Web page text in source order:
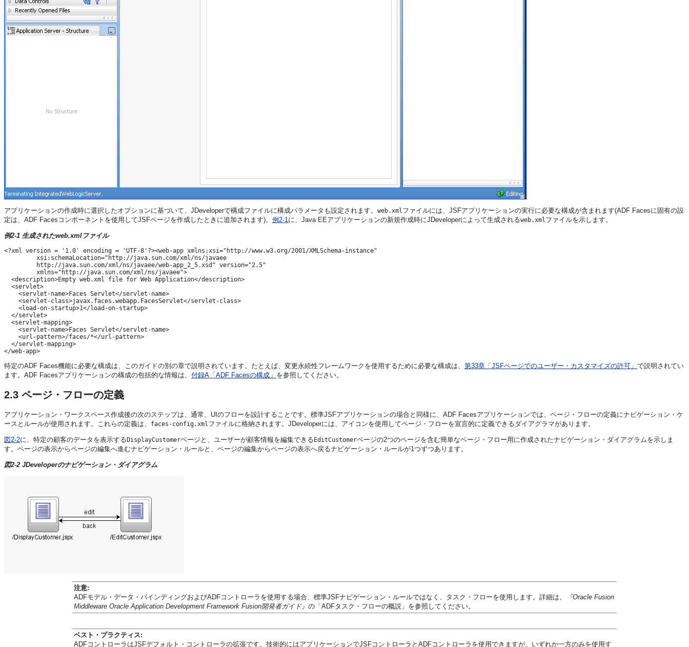
アプリケーションの作成時に選択したオプションに基づいて、JDeveloperで構成ファイルに構成パラメータも設定されます。 web.xml ファイルには、JSFアプリケーションの実行に必要な構成が含まれます(ADF Facesに固有の設
定は、ADF Facesコンポーネントを使用してJSFページを作成したときに追加されます)。 例2-1 に、Java EEアプリケーションの新規作成時にJDeveloperによって生成されるweb.xml ファイルを示します。
例2-1 生成されたweb.xmlファイル
<?xml version = '1.0' encoding = 'UTF-8'?><web-app xmlns:xsi="http://www.w3.org/2001/XMLSchema-instance"
         xsi:schemaLocation="http://java.sun.com/xml/ns/javaee
         http://java.sun.com/xml/ns/javaee/web-app_2_5.xsd" version="2.5"
         xmlns="http://java.sun.com/xml/ns/javaee">
  <description>Empty web.xml file for Web Application</description>
  <servlet>
    <servlet-name>Faces Servlet</servlet-name>
    <servlet-class>javax.faces.webapp.FacesServlet</servlet-class>
    <load-on-startup>1</load-on-startup>
  </servlet>
  <servlet-mapping>
    <servlet-name>Faces Servlet</servlet-name>
    <url-pattern>/faces/*</url-pattern>
  </servlet-mapping>
特定のADF Faces機能に必要な構成は、このガイドの別の章で説明されています。たとえば、変更永続性フレームワークを使用するために必要な構成は、 第33章「JSFページでのユーザー・カスタマイズの許可」 で説明されてい
ます。ADF Facesアプリケーションの構成の包括的な情報は、 付録A「ADF Facesの構成」 を参照してください。
2.3 ページ・フローの定義
アプリケーション・ワークスペース作成後の次のステップは、通常、UIのフローを設計することです。標準JSFアプリケーションの場合と同様に、ADF Facesアプリケーションでは、ページ・フローの定義にナビゲーション・ケ
ースとルールが使用されます。これらの定義は、
faces-config.xmlファイルに格納されます。JDeveloperには、アイコンを使用してページ・フローを宣言的に定義できるダイアグラマがあります。
図2-2に、特定の顧客のデータを表示する DisplayCustomerページと、ユーザーが顧客情報を編集できる EditCustomerページの2つのページを含む簡単なページ・フロー用に作成されたナビゲーション・ダイアグラムを示しま
す。ページの表示からページの編集へ進むナビゲーション・ルールと、ページの編集からページの表示へ戻るナビゲーション・ルールが1つずつあります。
図2-2 JDeveloperのナビゲーション・ダイアグラム
注意:
ADFモデル・データ・バインディングおよびADFコントローラを使用する場合、標準JSFナビゲーション・ルールではなく、タスク・フローを使用します。詳細は、
『Oracle Fusion
Middleware Oracle Application Development Framework Fusion開発者ガイド』 の「ADFタスク・フローの概説」を参照してください。
ベスト・プラクティス:
ADFコントローラはJSFデフォルト・コントローラの拡張です。技術的にはアプリケーションでJSFコントローラとADFコントローラを使用できますが、いずれか一方のみを使用す